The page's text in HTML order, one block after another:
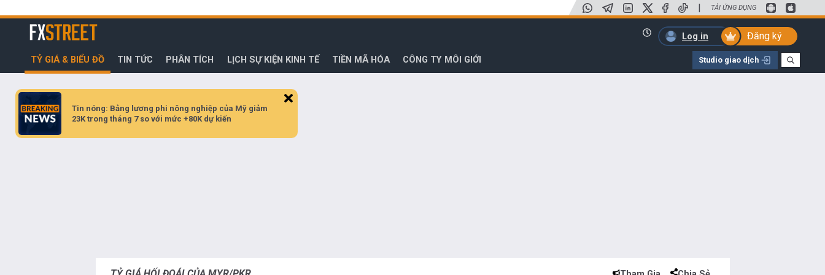
qua
nội
| TẢI ỨNG DỤNG
FXStreet
Log in
Đăng ký
TỶ GIÁ & BIỂU ĐỒ TIN TỨC PHÂN TÍCH LỊCH SỰ KIỆN KINH TẾ TIỀN MÃ HÓA CÔNG TY MÔI GIỚI Studio giao dịch
Tin nóng: Bảng lương phi nông nghiệp của Mỹ giảm
23K trong tháng 7 so với mức +80K dự kiến